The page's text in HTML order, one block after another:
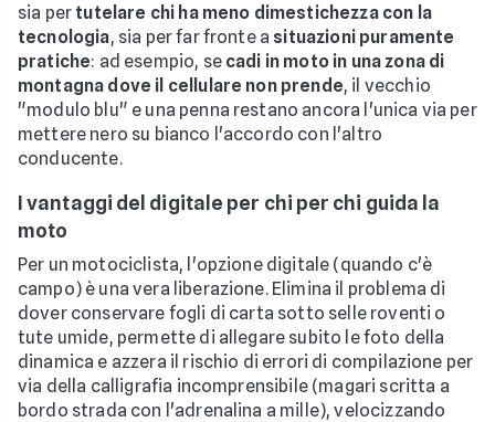
sia per tutelare chi ha meno dimestichezza con la
tecnologia, sia per far fronte a situazioni puramente
pratiche: ad esempio, se cadi in moto in una zona di
montagna dove il cellulare non prende, il vecchio
"modulo blu" e una penna restano ancora l'unica via per
mettere nero su bianco l'accordo con l'altro
conducente.
I vantaggi del digitale per chi per chi guida la
moto
Per un motociclista, l'opzione digitale (quando c'è
campo) è una vera liberazione. Elimina il problema di
dover conservare fogli di carta sotto selle roventi o
tute umide, permette di allegare subito le foto della
dinamica e azzera il rischio di errori di compilazione per
via della calligrafia incomprensibile (magari scritta a
bordo strada con l'adrenalina a mille), velocizzando